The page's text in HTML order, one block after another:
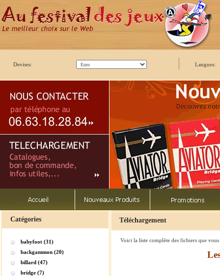
Devises: Langues:
Catégories
babyfoot (31)
backgammon (20)
billard (47)
bridge (7)
Téléchargement
Voici la liste complète des fichiers que